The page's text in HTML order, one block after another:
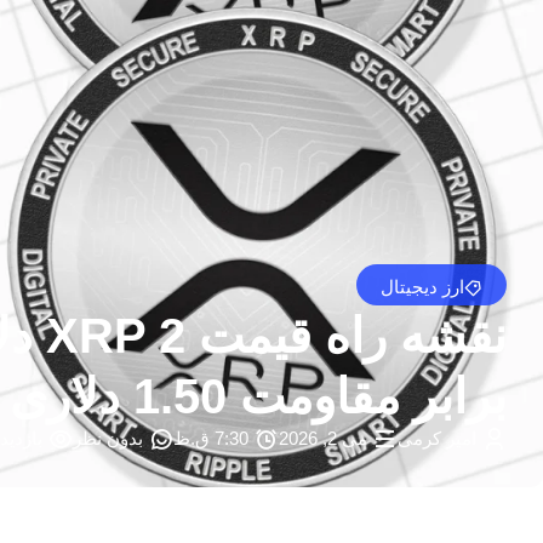
ارز دیجیتال
برابر مقاومت 1.50 دلاری – U.Today
امیر کرمی می 2, 2026 7:30 ق.ظ بدون نظر